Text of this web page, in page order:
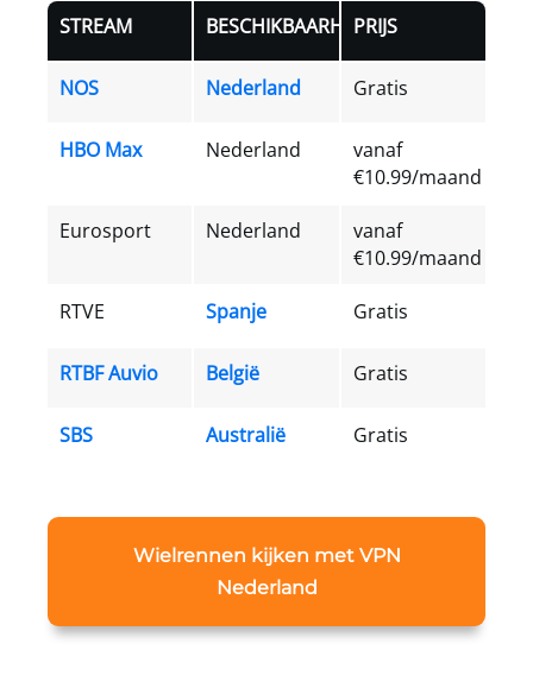
STREAM BESCHIKBAARHEIDPRIJS
NOS Nederland Gratis
HBO Max Nederland
vanaf
€10.99/maand
Eurosport Nederland
vanaf
€10.99/maand
RTVE Spanje Gratis
RTBF Auvio België Gratis
SBS Australië Gratis
Wielrennen kijken met VPN
Nederland